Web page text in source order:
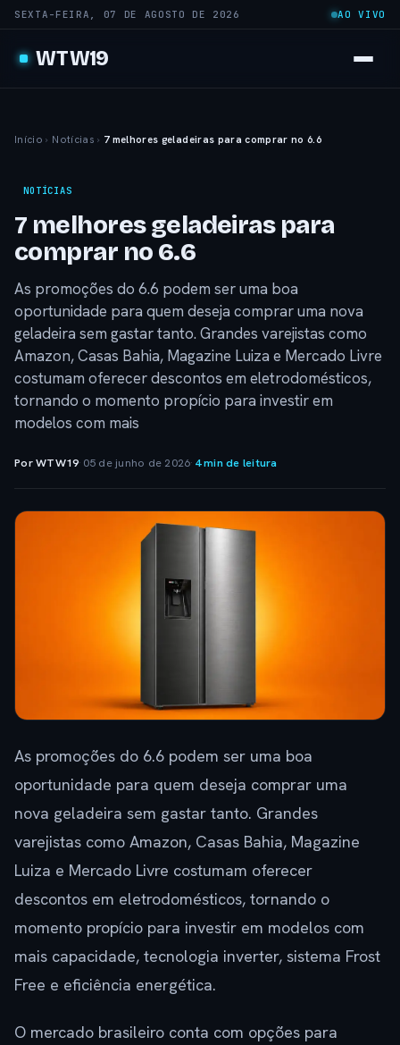
SEXTA-FEIRA, 07 DE AGOSTO DE 2026 AO VIVO
WTW19
Início › Notícias › 7 melhores geladeiras para comprar no 6.6
NOTÍCIAS
7 melhores geladeiras para
comprar no 6.6
As promoções do 6.6 podem ser uma boa
oportunidade para quem deseja comprar uma nova
geladeira sem gastar tanto. Grandes varejistas como
Amazon, Casas Bahia, Magazine Luiza e Mercado Livre
costumam oferecer descontos em eletrodomésticos,
tornando o momento propício para investir em
modelos com mais
Por WTW19· 05 de junho de 2026· 4 min de leitura
As promoções do 6.6 podem ser uma boa
oportunidade para quem deseja comprar uma
nova geladeira sem gastar tanto. Grandes
varejistas como Amazon, Casas Bahia, Magazine
Luiza e Mercado Livre costumam oferecer
descontos em eletrodomésticos, tornando o
momento propício para investir em modelos com
mais capacidade, tecnologia inverter, sistema Frost
Free e eficiência energética.
O mercado brasileiro conta com opções para